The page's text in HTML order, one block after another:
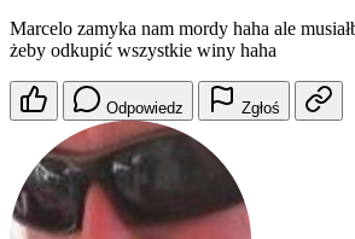
Marcelo zamyka nam mordy haha ale
żeby odkupić wszystkie winy haha
Odpowiedz Zgłoś